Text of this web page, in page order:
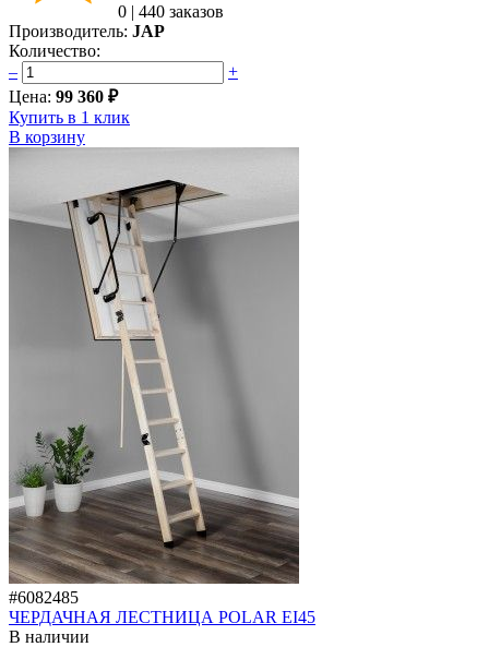
0 | 440 заказов
Производитель: JAP
Количество:
–
+
Цена: 99 360 ₽
Купить в 1 клик
В корзину
#6082485
ЧЕРДАЧНАЯ ЛЕСТНИЦА POLAR EI45
В наличии